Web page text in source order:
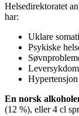
Helsedirektoratet
har:
Uklare
Psykiske
En norsk
(12 %), eller 4 cl